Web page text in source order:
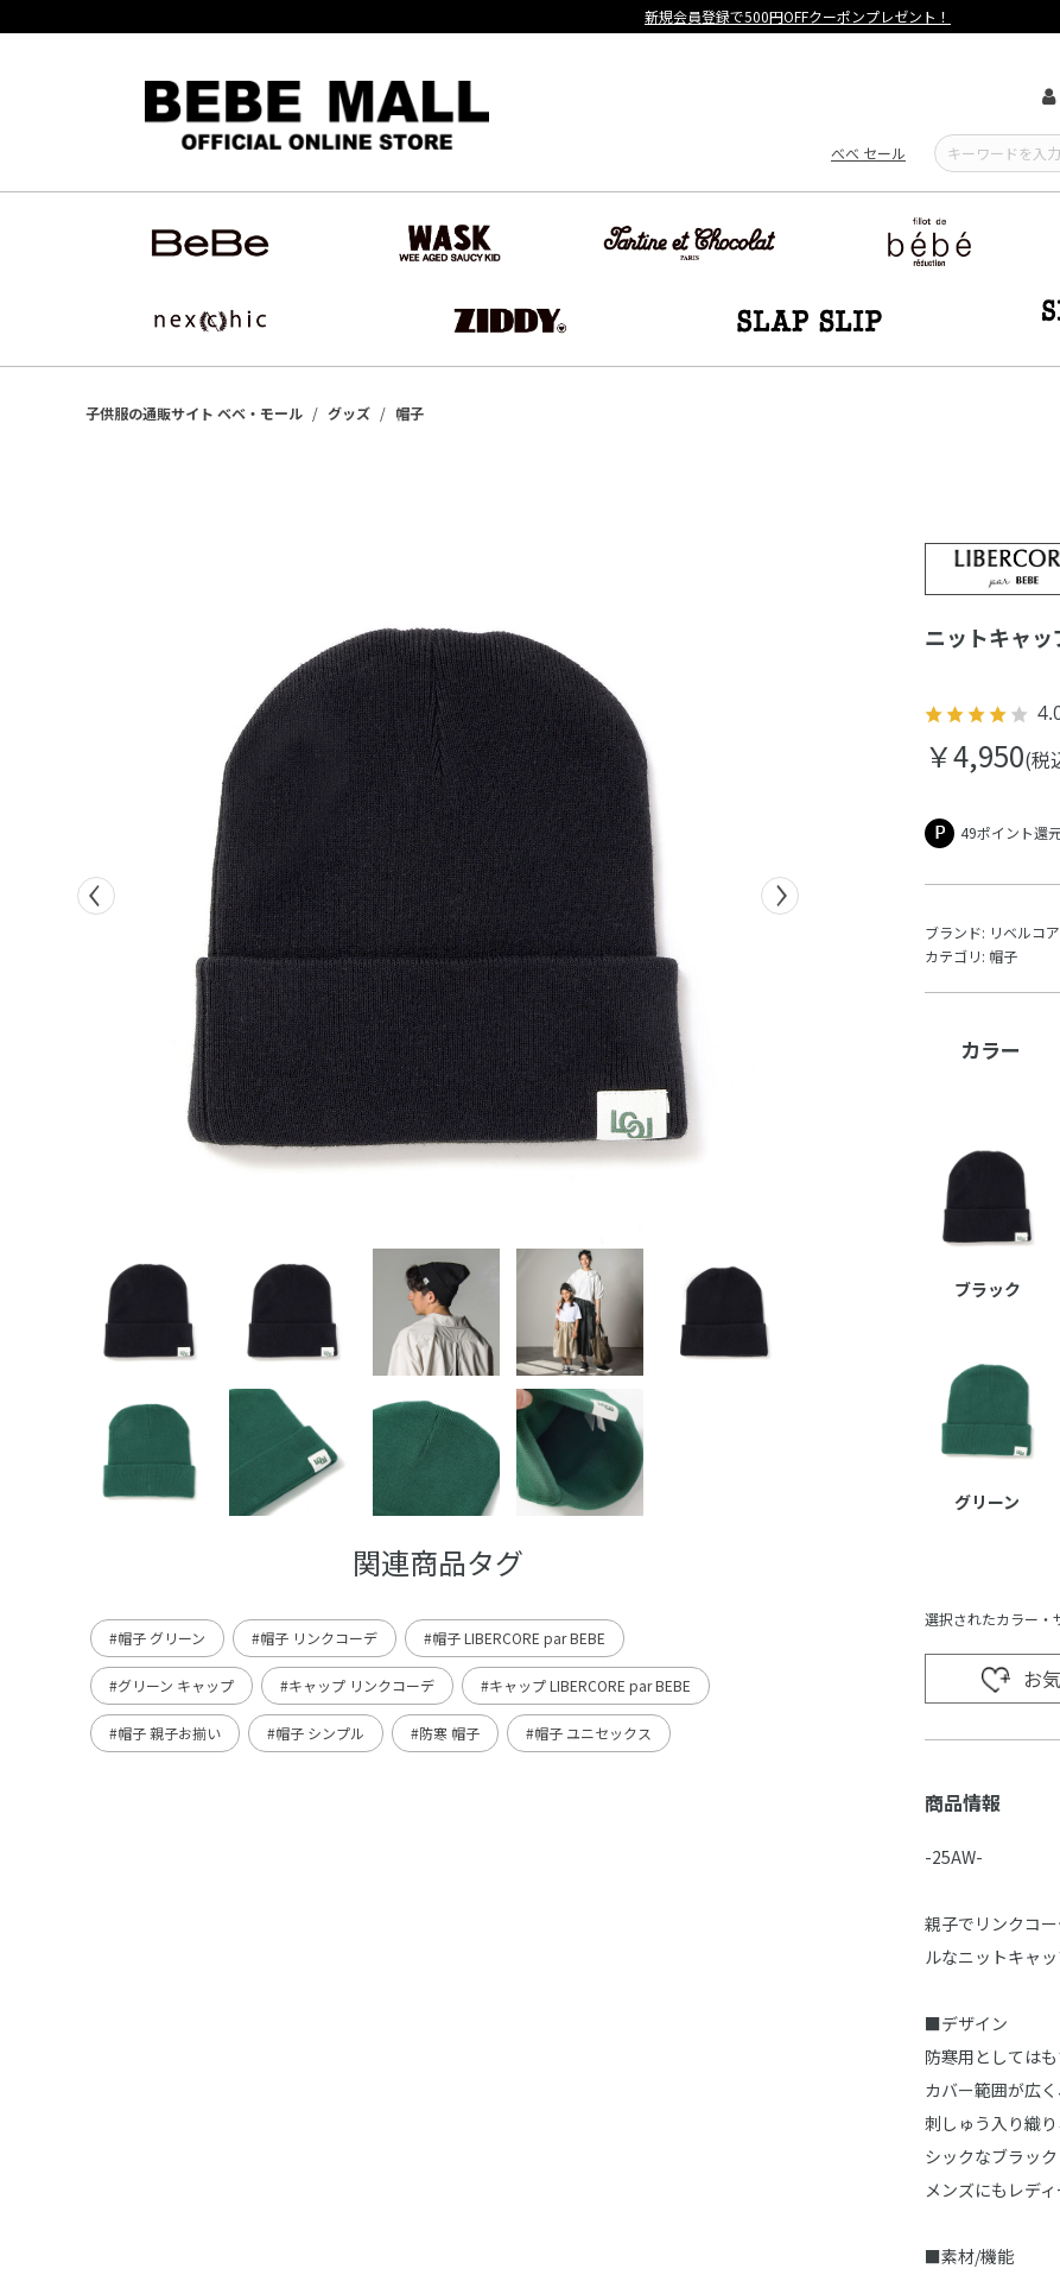
【重要】熊本地震による遅延可能性について
べべ セール
子供服の通販サイト ベベ・モール グッズ 帽子
関連商品タグ
#帽子 グリーン #帽子 リンクコーデ #帽子 LIBERCORE par BEBE
#グリーン キャップ #キャップ リンクコーデ #キャップ LIBERCORE par BEBE
#帽子 親子お揃い #帽子 シンプル #防寒 帽子 #帽子 ユニセックス
ニットキャ
￥4,950(税
49ポイント還
ブランド: リベルコ
カテゴリ: 帽子
カラー
ブラック
グリーン
選択されたカラー・
お
商品情報
-25AW-
親子でリンクコ
ルなニットキャッ
■デザイン
防寒用としては
カバー範囲が広
刺しゅう入り織
シックなブラッ
メンズにもレデ
■素材/機能